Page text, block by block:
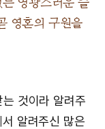
영혼의 구원을
것이라 알려주
알려주신 많은